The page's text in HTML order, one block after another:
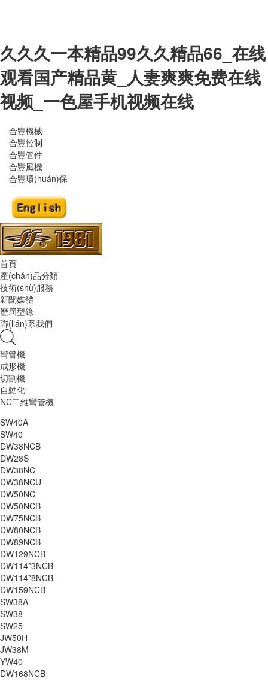
久久久一本精品99久久精品66_在线
观看国产精品黄_人妻爽爽免费在线
视频_一色屋手机视频在线
合豐機械
合豐控制
合豐管件
合豐風機
合豐環(huán)保
首頁
產(chǎn)品分類
技術(shù)服務
新聞媒體
歷屆型錄
聯(lián)系我們
彎管機
成形機
切割機
自動化
NC二維彎管機
SW40A
SW40
DW38NCB
DW28S
DW38NC
DW38NCU
DW50NC
DW50NCB
DW75NCB
DW80NCB
DW89NCB
DW129NCB
DW114*3NCB
DW114*8NCB
DW159NCB
SW38A
SW38
SW25
JW50H
JW38M
YW40
DW168NCB